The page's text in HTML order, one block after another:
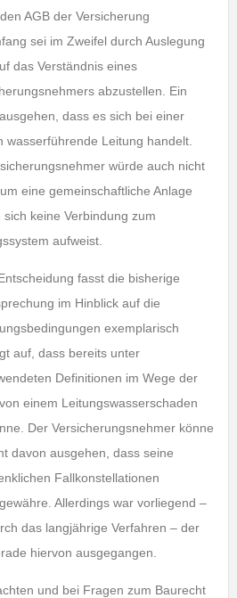
AGB der Versicherung
sei im Zweifel durch Auslegung
das Verständnis eines
abzustellen. Ein
dass es sich bei einer
wasserführende Leitung handelt.
würde auch nicht
eine gemeinschaftliche Anlage
keine Verbindung zum
aufweist.
fasst die bisherige
im Hinblick auf die
exemplarisch
auf, dass bereits unter
Definitionen im Wege der
einem Leitungswasserschaden
Der Versicherungsnehmer könne
davon ausgehen, dass seine
Fallkonstellationen
Allerdings war vorliegend –
das langjährige Verfahren – der
hiervon ausgegangen.
und bei Fragen zum Baurecht